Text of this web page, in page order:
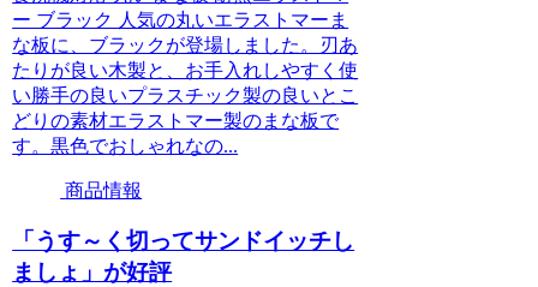
ー ブラック 人気の丸いエラストマーま
な板に、ブラックが登場しました。刃あ
たりが良い木製と、お手入れしやすく使
い勝手の良いプラスチック製の良いとこ
どりの素材エラストマー製のまな板で
す。黒色でおしゃれなの...
商品情報
「うす～く切ってサンドイッチし
ましょ」が好評